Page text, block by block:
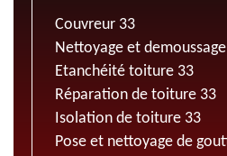
Couvreur 33
Nettoyage et
Etanchéité toiture 33
Réparation de toiture 33
Isolation de toiture 33
Pose et nettoyage de